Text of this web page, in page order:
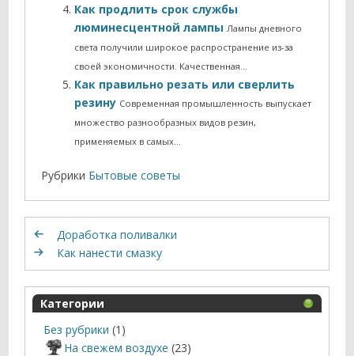
Как продлить срок службы
люминесцентной лампы Лампы дневного
света получили широкое распространение из-за
своей экономичности. Качественная…
Как правильно резать или сверлить
резину Современная промышленность выпускает
множество разнообразных видов резин,
применяемых в самых…
Рубрики Бытовые советы
Доработка поливалки
Как нанести смазку
Категории
Без рубрики (1)
На свежем воздухе (23)